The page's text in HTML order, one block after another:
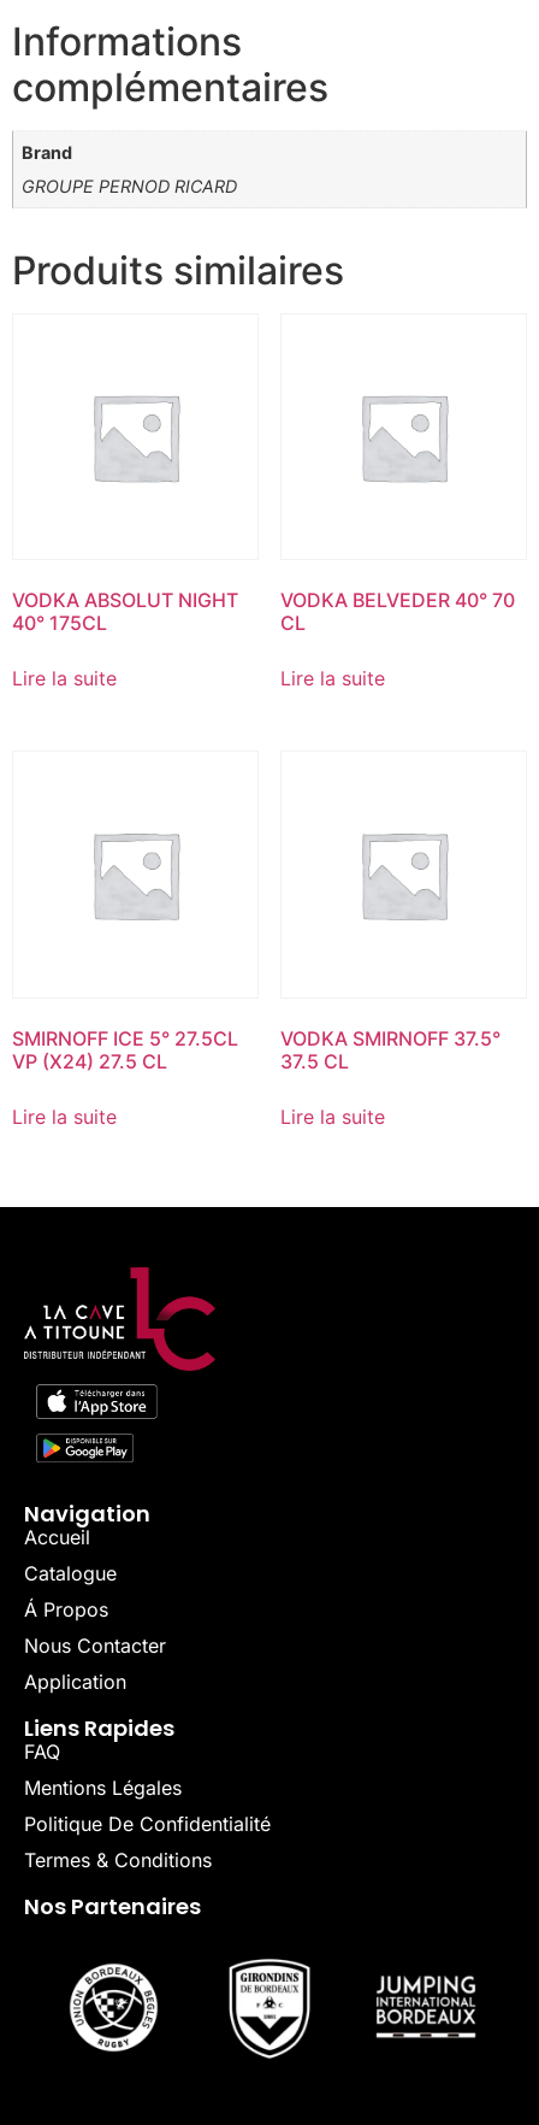
Informations
complémentaires
Brand
GROUPE PERNOD RICARD
Produits similaires
VODKA ABSOLUT NIGHT
40° 175CL
Lire la suite
VODKA BELVEDER 40° 70
CL
Lire la suite
SMIRNOFF ICE 5° 27.5CL
VP (X24) 27.5 CL
Lire la suite
VODKA SMIRNOFF 37.5°
37.5 CL
Lire la suite
Navigation
Accueil
Catalogue
Á Propos
Nous Contacter
Application
Liens Rapides
FAQ
Mentions Légales
Politique De Confidentialité
Termes & Conditions
Nos Partenaires